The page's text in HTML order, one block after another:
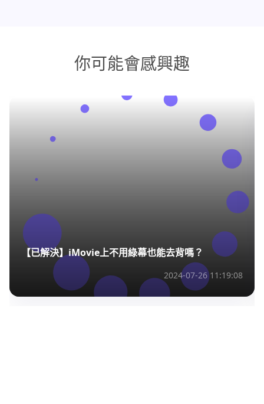
你可能會感興趣
【已解決】iMovie上不用綠幕也能去背嗎？
2024-07-26 11:19:08